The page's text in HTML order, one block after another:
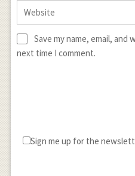
Save my name, email,
next time I comment.
Sign me up for the